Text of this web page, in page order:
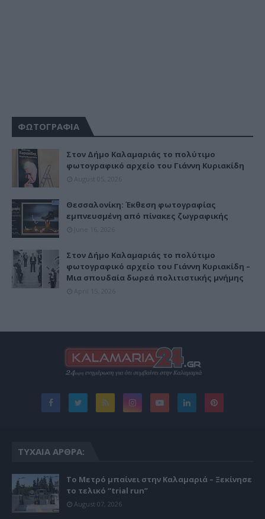
ΦΩΤΟΓΡΑΦΙΑ
Στον Δήμο Καλαμαριάς το πολύτιμο
φωτογραφικό αρχείο του Γιάννη Κυριακίδη
Θεσσαλονίκη: Έκθεση φωτογραφίας
εμπνευσμένη από πίνακες ζωγραφικής
Στον Δήμο Καλαμαριάς το πολύτιμο
φωτογραφικό αρχείο του Γιάννη Κυριακίδη –
Μια σπουδαία δωρεά πολιτιστικής μνήμης
ΤΥΧΑΊΑ ΆΡΘΡΑ:
Το Μετρό μπαίνει στην Καλαμαριά – Ξεκίνησε
το τελικό “trial run”
August 07, 2026